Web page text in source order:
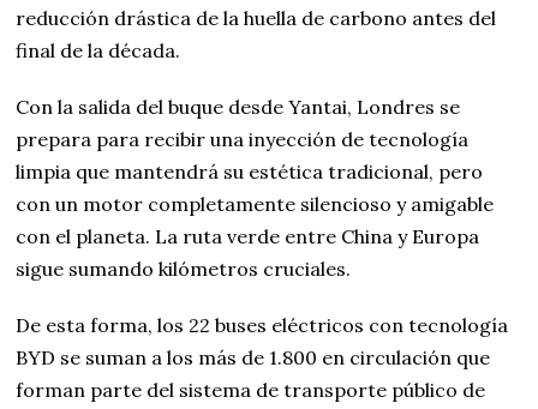
reducción drástica de la huella de carbono antes del
final de la década.
Con la salida del buque desde Yantai, Londres se
prepara para recibir una inyección de tecnología
limpia que mantendrá su estética tradicional, pero
con un motor completamente silencioso y amigable
con el planeta. La ruta verde entre China y Europa
sigue sumando kilómetros cruciales.
De esta forma, los 22 buses eléctricos con tecnología
BYD se suman a los más de 1.800 en circulación que
forman parte del sistema de transporte público de